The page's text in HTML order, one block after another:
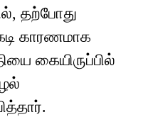
தற்போது
காரணமாக
கையிருப்பில்